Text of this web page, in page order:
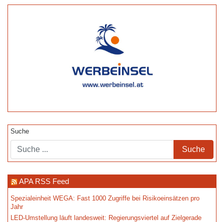
Suche
APA RSS Feed
Spezialeinheit WEGA: Fast 1000 Zugriffe bei Risikoeinsätzen pro
Jahr
LED-Umstellung läuft landesweit: Regierungsviertel auf Zielgerade